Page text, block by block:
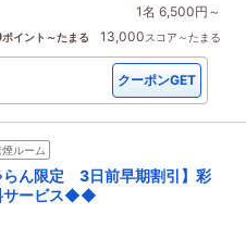
1名 6,500円～
ポイント～たまる 13,000スコア～たまる
クーポンGET
煙ルーム
らん限定 3日前早期割引】彩
サービス◆◆